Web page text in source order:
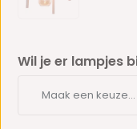
Wil je er lampjes